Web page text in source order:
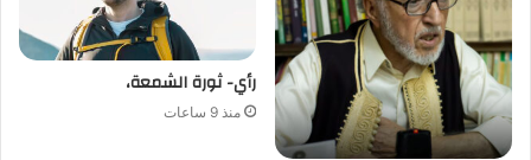
رأي- ثورة الشمعة،
منذ 9 ساعات